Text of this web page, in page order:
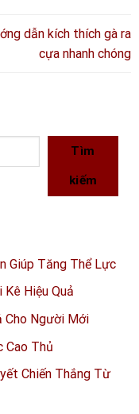
dẫn kích thích gà ra
cựa nhanh chóng
Tìm
kiếm
Giúp Tăng Thể Lực
Hiệu Quả
Cho Người Mới
Cao Thủ
Chiến Thắng Từ